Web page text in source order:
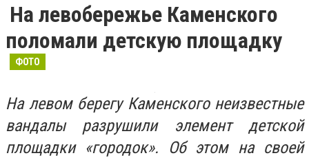
На левобережье Каменского
поломали детскую площадку
ФОТО
На левом берегу Каменского неизвестные
вандалы разрушили элемент детской
площадки «городок». Об этом на своей